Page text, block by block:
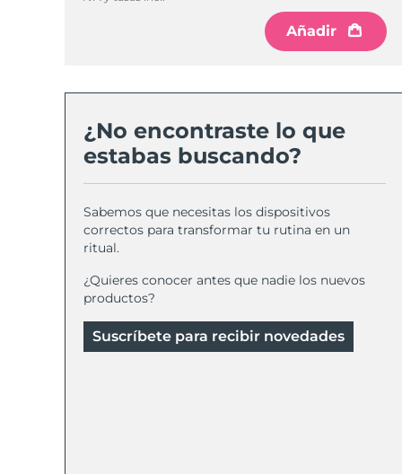
Añadir
¿No encontraste lo que
estabas buscando?
Sabemos que necesitas los dispositivos
correctos para transformar tu rutina en un
ritual.
¿Quieres conocer antes que nadie los nuevos
productos?
Suscríbete para recibir novedades
Cuidado de la piel KIWI™
Advanced pore care essentials
issa™ Teeth Whitening Gel
Comprar todo
FOREO APP
ACERCA DE